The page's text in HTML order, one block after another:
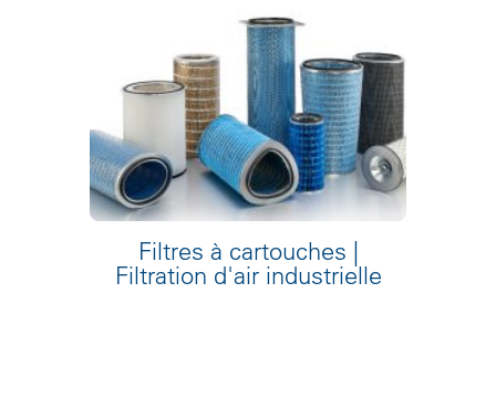
Filtres à cartouches |
Filtration d'air industrielle